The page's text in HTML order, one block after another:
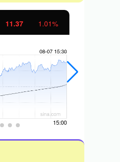
11.37 1.01%